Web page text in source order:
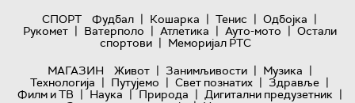
СПОРТ
Фудбал | Кошарка | Тенис | Одбојка |
Рукомет | Ватерполо | Атлетика | Ауто-мото | Остали
спортови | Меморијал РТС
МАГАЗИН
Живот | Занимљивости | Музика |
Технологијa | Путујемо | Свет познатих | Здравље |
Филм и ТВ | Наука | Природа | Дигитални предузетник |